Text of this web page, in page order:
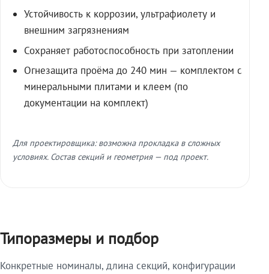
Устойчивость к коррозии, ультрафиолету и
внешним загрязнениям
Сохраняет работоспособность при затоплении
Огнезащита проёма до 240 мин — комплектом с
минеральными плитами и клеем (по
документации на комплект)
Для проектировщика: возможна прокладка в сложных
условиях. Состав секций и геометрия — под проект.
Типоразмеры и подбор
Конкретные номиналы, длина секций, конфигурации